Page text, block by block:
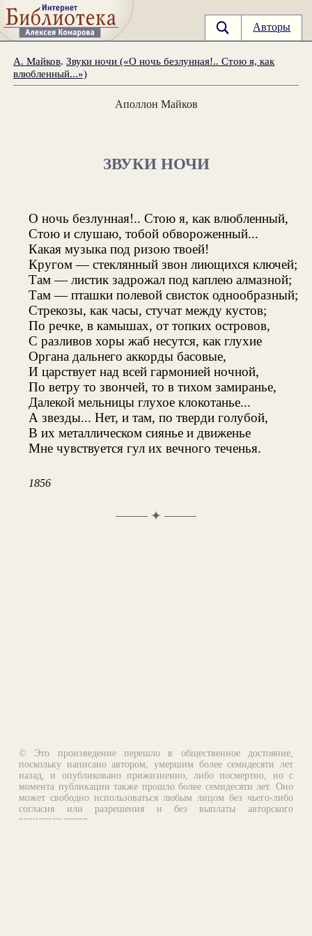
Авторы
А. Майков.Звуки ночи («О ночь безлунная!.. Стою я, как
влюбленный...»)
Аполлон Майков
ЗВУКИ НОЧИ
О ночь безлунная!.. Стою я, как влюбленный,
Стою и слушаю, тобой обвороженный...
Какая музыка под ризою твоей!
Кругом — стеклянный звон лиющихся ключей;
Там — листик задрожал под каплею алмазной;
Там — пташки полевой свисток однообразный;
Стрекозы, как часы, стучат между кустов;
По речке, в камышах, от топких островов,
С разливов хоры жаб несутся, как глухие
Органа дальнего аккорды басовые,
И царствует над всей гармонией ночной,
По ветру то звончей, то в тихом замиранье,
Далекой мельницы глухое клокотанье...
А звезды... Нет, и там, по тверди голубой,
В их металлическом сиянье и движенье
Мне чувствуется гул их вечного теченья.
1856
✦
© Это произведение перешло в общественное достояние,
поскольку написано автором, умершим более семидесяти лет
назад, и опубликовано прижизненно, либо посмертно, но с
момента публикации также прошло более семидесяти лет. Оно
может свободно использоваться любым лицом без чьего-либо
согласия или разрешения и без выплаты авторского
вознаграждения.